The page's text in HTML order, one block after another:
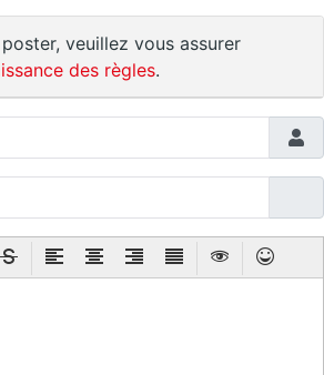
veuillez vous assurer
des règles.